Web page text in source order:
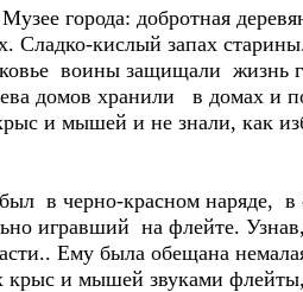
города: добротная
кислый запах
воины защищали жизнь
домов хранили в домах и
и мышей и не знали, как
в черно-красном наряде, в
игравший на флейте.
Ему была обещана
крыс и мышей звуками